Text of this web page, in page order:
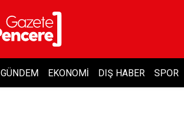
GÜNDEM EKONOMI DIŞ HABER SPOR